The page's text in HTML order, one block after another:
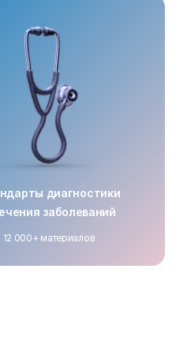
диагностики
заболеваний
12 000+ материалов